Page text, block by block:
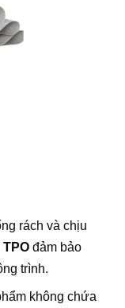
rách và chịu
đảm bảo
trình.
không chứa